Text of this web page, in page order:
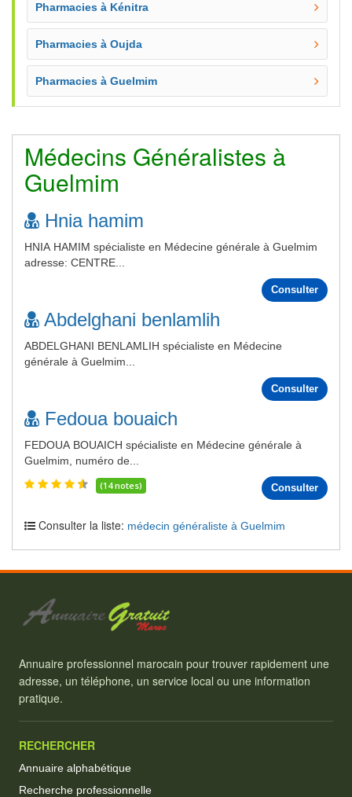
Pharmacies à Kénitra
Pharmacies à Oujda
Pharmacies à Guelmim
Médecins Généralistes à
Guelmim
Hnia hamim
HNIA HAMIM spécialiste en Médecine générale à Guelmim
adresse: CENTRE...
Consulter
Abdelghani benlamlih
ABDELGHANI BENLAMLIH spécialiste en Médecine
générale à Guelmim...
Consulter
Fedoua bouaich
FEDOUA BOUAICH spécialiste en Médecine générale à
Guelmim, numéro de...
(14 notes) Consulter
Consulter la liste: médecin généraliste à Guelmim
Annuaire professionnel marocain pour trouver rapidement une
adresse, un téléphone, un service local ou une information
pratique.
RECHERCHER
Annuaire alphabétique
Recherche professionnelle